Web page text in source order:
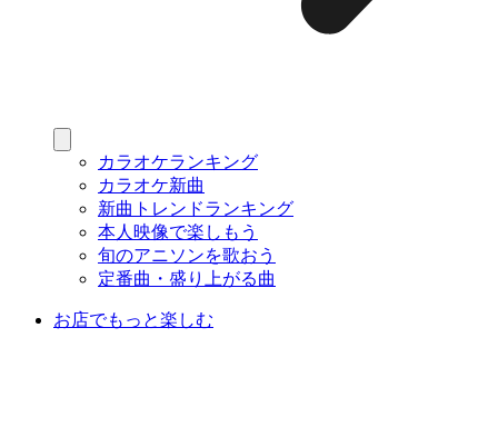
カラオケランキング
カラオケ新曲
新曲トレンドランキング
本人映像で楽しもう
旬のアニソンを歌おう
定番曲・盛り上がる曲
お店でもっと楽しむ